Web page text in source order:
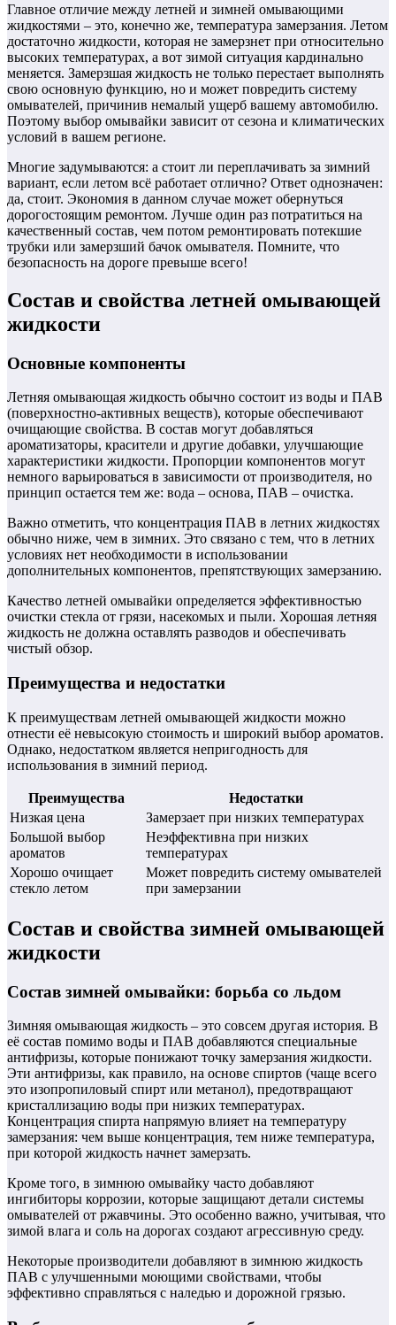
Главное отличие между летней и зимней омывающими
жидкостями – это, конечно же, температура замерзания. Летом
достаточно жидкости, которая не замерзнет при относительно
высоких температурах, а вот зимой ситуация кардинально
меняется. Замерзшая жидкость не только перестает выполнять
свою основную функцию, но и может повредить систему
омывателей, причинив немалый ущерб вашему автомобилю.
Поэтому выбор омывайки зависит от сезона и климатических
условий в вашем регионе.
Многие задумываются: а стоит ли переплачивать за зимний
вариант, если летом всё работает отлично? Ответ однозначен:
да, стоит. Экономия в данном случае может обернуться
дорогостоящим ремонтом. Лучше один раз потратиться на
качественный состав, чем потом ремонтировать потекшие
трубки или замерзший бачок омывателя. Помните, что
безопасность на дороге превыше всего!
Состав и свойства летней омывающей
жидкости
Основные компоненты
Летняя омывающая жидкость обычно состоит из воды и ПАВ
(поверхностно-активных веществ), которые обеспечивают
очищающие свойства. В состав могут добавляться
ароматизаторы, красители и другие добавки, улучшающие
характеристики жидкости. Пропорции компонентов могут
немного варьироваться в зависимости от производителя, но
принцип остается тем же: вода – основа, ПАВ – очистка.
Важно отметить, что концентрация ПАВ в летних жидкостях
обычно ниже, чем в зимних. Это связано с тем, что в летних
условиях нет необходимости в использовании
дополнительных компонентов, препятствующих замерзанию.
Качество летней омывайки определяется эффективностью
очистки стекла от грязи, насекомых и пыли. Хорошая летняя
жидкость не должна оставлять разводов и обеспечивать
чистый обзор.
Преимущества и недостатки
К преимуществам летней омывающей жидкости можно
отнести её невысокую стоимость и широкий выбор ароматов.
Однако, недостатком является непригодность для
использования в зимний период.
Преимущества
Недостатки
Низкая цена
Замерзает при низких температурах
Большой выбор
ароматов
Неэффективна при низких
температурах
Хорошо очищает
стекло летом
Может повредить систему омывателей
при замерзании
Состав и свойства зимней омывающей
жидкости
Состав зимней омывайки: борьба со льдом
Зимняя омывающая жидкость – это совсем другая история. В
её состав помимо воды и ПАВ добавляются специальные
антифризы, которые понижают точку замерзания жидкости.
Эти антифризы, как правило, на основе спиртов (чаще всего
это изопропиловый спирт или метанол), предотвращают
кристаллизацию воды при низких температурах.
Концентрация спирта напрямую влияет на температуру
замерзания: чем выше концентрация, тем ниже температура,
при которой жидкость начнет замерзать.
Кроме того, в зимнюю омывайку часто добавляют
ингибиторы коррозии, которые защищают детали системы
омывателей от ржавчины. Это особенно важно, учитывая, что
зимой влага и соль на дорогах создают агрессивную среду.
Некоторые производители добавляют в зимнюю жидкость
ПАВ с улучшенными моющими свойствами, чтобы
эффективно справляться с наледью и дорожной грязью.